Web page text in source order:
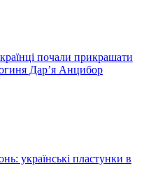
почали прикрашати
Дарʼя Анцибор
українські пластунки в